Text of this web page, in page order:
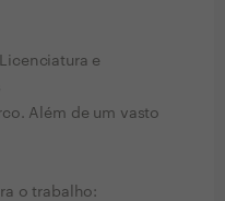
e
Além de um vasto
o trabalho: